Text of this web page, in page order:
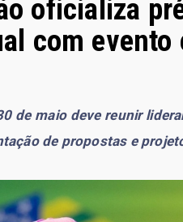
oficializa
com evento
de maio deve reunir
de propostas e